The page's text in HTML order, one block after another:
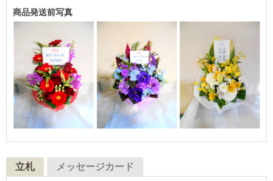
商品発送前写真
立札 メッセージカード